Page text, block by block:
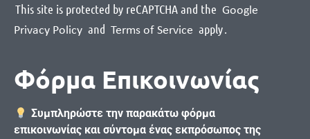
This site is protected by reCAPTCHA and the Google
Privacy Policy and Terms of Service apply.
Φόρμα Επικοινωνίας
Συμπληρώστε την παρακάτω φόρμα
επικοινωνίας και σύντομα ένας εκπρόσωπος της